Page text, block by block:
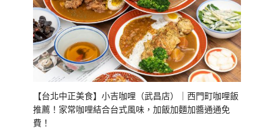
【台北中正美食】小吉咖哩（武昌店）｜西門町咖哩飯
推薦！家常咖哩結合台式風味，加飯加麵加醬通通免
費！